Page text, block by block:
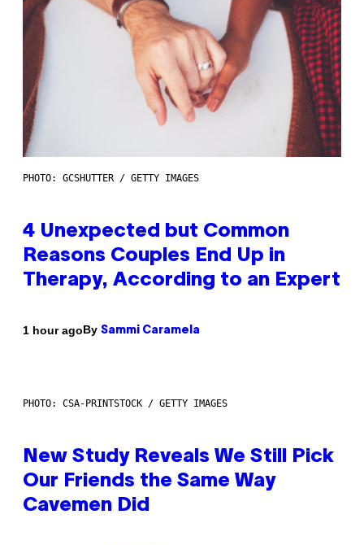
PHOTO: GCSHUTTER / GETTY IMAGES
4 Unexpected but Common
Reasons Couples End Up in
Therapy, According to an Expert
1 hour agoBy Sammi Caramela
PHOTO: CSA-PRINTSTOCK / GETTY IMAGES
New Study Reveals We Still Pick
Our Friends the Same Way
Cavemen Did